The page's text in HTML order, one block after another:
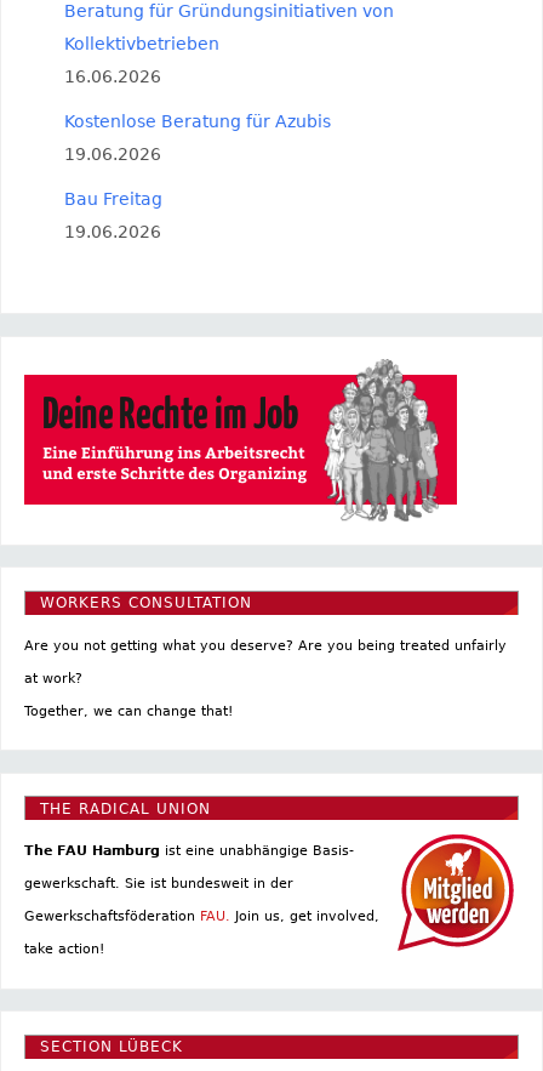
Beratung für Gründungsinitiativen von
Kollektivbetrieben
16.06.2026
Kostenlose Beratung für Azubis
19.06.2026
Bau Freitag
19.06.2026
WORKERS CONSULTATION
Are you not getting what you deserve? Are you being treated unfairly
at work?
Together, we can change that!
THE RADICAL UNION
The FAU Hamburg ist eine un­abhängige Basis­
gewerkschaft. Sie ist bundesweit in der
Gewerkschaftsföderation FAU. Join us, get involved,
take action!
SECTION LÜBECK